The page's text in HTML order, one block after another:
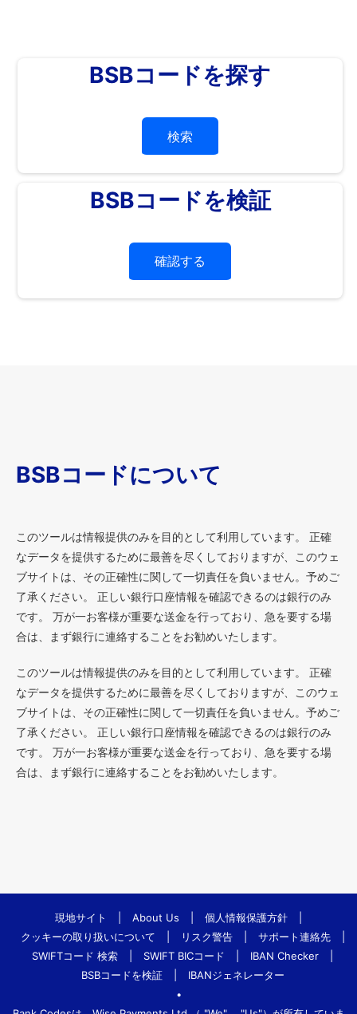
BSBコードを探す
検索
BSBコードを検証
確認する
BSBコードについて
このツールは情報提供のみを目的として利用しています。 正確
なデータを提供するために最善を尽くしておりますが、このウェ
ブサイトは、その正確性に関して一切責任を負いません。予めご
了承ください。 正しい銀行口座情報を確認できるのは銀行のみ
です。 万が一お客様が重要な送金を行っており、急を要する場
合は、まず銀行に連絡することをお勧めいたします。
このツールは情報提供のみを目的として利用しています。 正確
なデータを提供するために最善を尽くしておりますが、このウェ
ブサイトは、その正確性に関して一切責任を負いません。予めご
了承ください。 正しい銀行口座情報を確認できるのは銀行のみ
です。 万が一お客様が重要な送金を行っており、急を要する場
合は、まず銀行に連絡することをお勧めいたします。
現地サイト About Us 個人情報保護方針
クッキーの取り扱いについて
リスク警告 サポート連絡先
SWIFTコード 検索
SWIFT BICコード IBAN Checker
BSBコードを検証
IBANジェネレーター
•